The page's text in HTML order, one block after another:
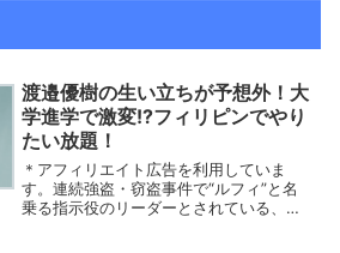
渡邉優樹の生い立ちが予想外！大
学進学で激変!?フィリピンでやり
たい放題！
＊アフィリエイト広告を利用していま
す。連続強盗・窃盗事件で“ルフィ”と名
乗る指示役のリーダーとされている、渡